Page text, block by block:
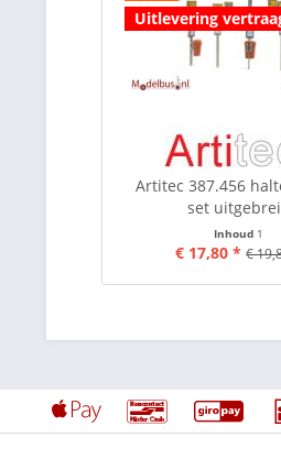
Uitlevering
Artitec 387.456
set
Inhoud 1
€ 17,80 * €